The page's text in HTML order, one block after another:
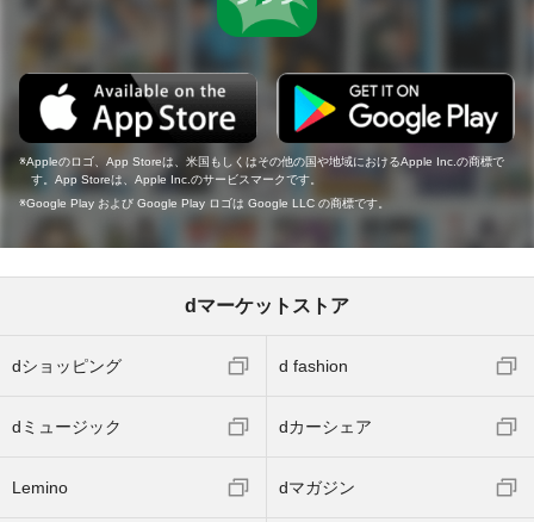
Appleのロゴ、App Storeは、米国もしくはその他の国や地域におけるApple Inc.の商標で
す。App Storeは、Apple Inc.のサービスマークです。
Google Play および Google Play ロゴは Google LLC の商標です。
dマーケットストア
dショッピング d fashion
dミュージック dカーシェア
Lemino dマガジン